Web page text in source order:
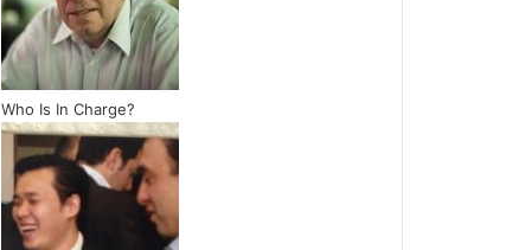
Who Is In Charge?